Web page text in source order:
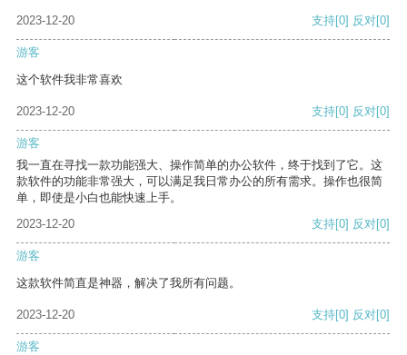
2023-12-20 支持[0] 反对[0]
游客
这个软件我非常喜欢
2023-12-20 支持[0] 反对[0]
游客
我一直在寻找一款功能强大、操作简单的办公软件，终于找到了它。这
款软件的功能非常强大，可以满足我日常办公的所有需求。操作也很简
单，即使是小白也能快速上手。
2023-12-20
支持[0] 反对[0]
游客
这款软件简直是神器，解决了我所有问题。
2023-12-20 支持[0] 反对[0]
游客